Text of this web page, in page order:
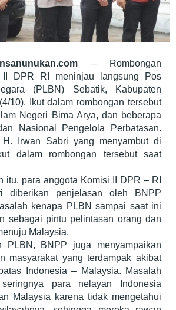
– Rombongan
II DPR RI meninjau langsung Pos
(PLBN) Sebatik, Kabupaten
10). Ikut dalam rombongan tersebut
Negeri Bima Arya, dan beberapa
Nasional Pengelola Perbatasan.
H. Irwan Sabri yang menyambut di
dalam rombongan tersebut saat
itu, para anggota Komisi II DPR – RI
diberikan penjelasan oleh BNPP
kenapa PLBN sampai saat ini
sebagai pintu pelintasan orang dan
Malaysia.
PLBN, BNPP juga menyampaikan
masyarakat yang terdampak akibat
Indonesia – Malaysia. Masalah
para nelayan Indonesia
Malaysia karena tidak mengetahui